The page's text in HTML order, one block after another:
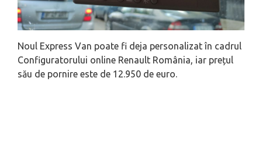
Noul Express Van poate fi deja personalizat în cadrul
Configuratorului online Renault România, iar prețul
său de pornire este de 12.950 de euro.